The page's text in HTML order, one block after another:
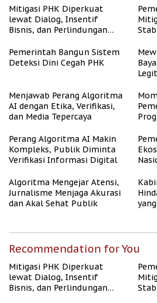
Mitigasi PHK Diperkuat
lewat Dialog, Insentif
Bisnis, dan Perlindungan
Pemerintah Bangun Sistem
Deteksi Dini Cegah PHK
Menjawab Perang Algoritma
AI dengan Etika, Verifikasi,
dan Media Tepercaya
Perang Algoritma AI Makin
Kompleks, Publik Diminta
Verifikasi Informasi Digital
Algoritma Mengejar Atensi,
Jurnalisme Menjaga Akurasi
dan Akal Sehat Publik
Recommendation for You
Mitigasi PHK Diperkuat
lewat Dialog, Insentif
Bisnis, dan Perlindungan